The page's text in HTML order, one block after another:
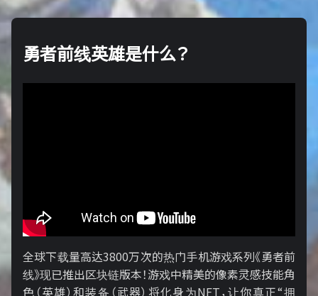
勇者前线英雄是什么？
全球下载量高达3800万次的热门手机游戏系列《勇者前
线》现已推出区块链版本！游戏中精美的像素灵感技能角
色（英雄）和装备（武器）将化身为NFT，让你真正“拥